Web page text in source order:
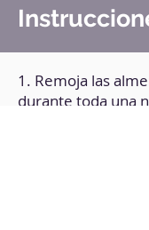
1. Remoja las
durante toda una